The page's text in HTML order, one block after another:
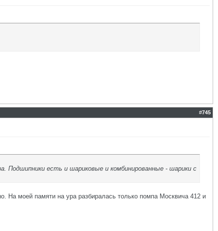
#745
Подшипники есть и шариковые и комбинированные - шарики с
На моей памяти на ура разбиралась только помпа Москвича 412 и